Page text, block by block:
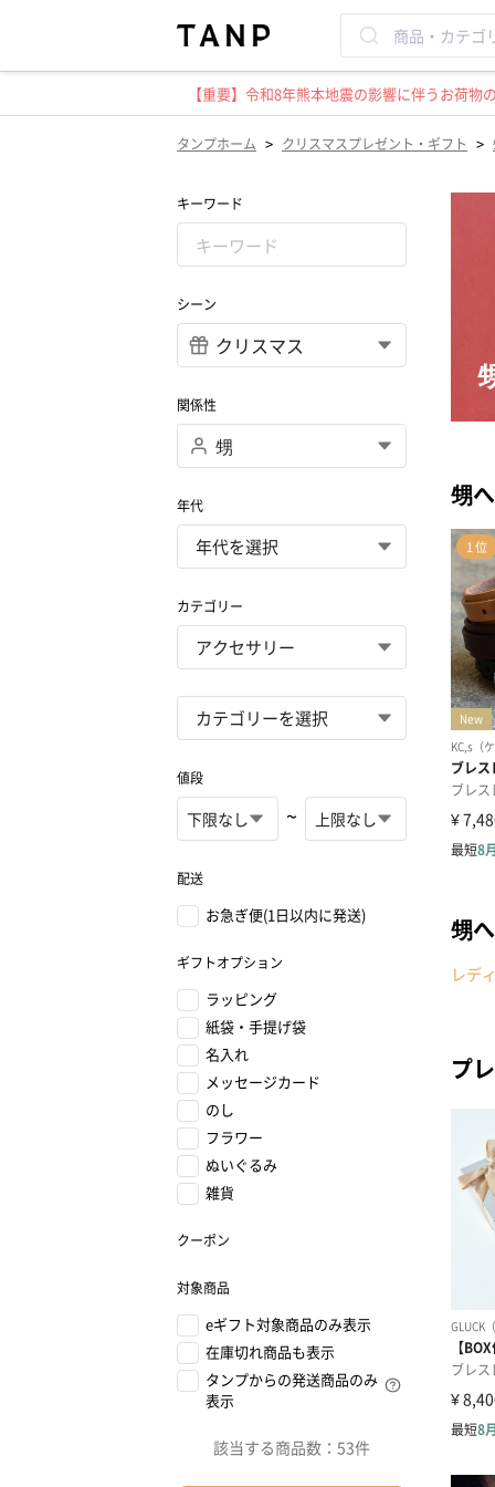
【重要】令和8年熊本地震の影響に伴うお荷
タンプホーム > クリスマスプレゼント・ギフト >
キーワード
シーン
関係性
年代
カテゴリー
値段
~
配送
お急ぎ便(1日以内に発送)
ギフトオプション
ラッピング
紙袋・手提げ袋
名入れ
メッセージカード
のし
フラワー
ぬいぐるみ
雑貨
クーポン
対象商品
eギフト対象商品のみ表示
在庫切れ商品も表示
タンプからの発送商品のみ
表示
該当する商品数： 53件
甥
甥
レデ
プ